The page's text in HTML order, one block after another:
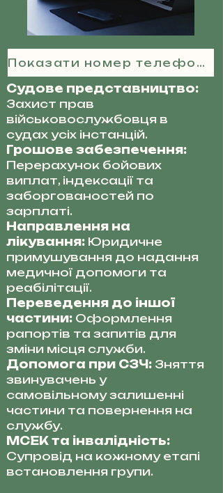
Показати номер телефону
Судове представництво:
Захист прав
військовослужбовця в
судах усіх інстанцій.
Грошове забезпечення:
Перерахунок бойових
виплат, індексації та
заборгованостей по
зарплаті.
Направлення на
лікування: Юридичне
примушування до надання
медичної допомоги та
реабілітації.
Переведення до іншої
частини: Оформлення
рапортів та запитів для
зміни місця служби.
Допомога при СЗЧ: Зняття
звинувачень у
самовільному залишенні
частини та повернення на
службу.
МСЕК та інвалідність:
Супровід на кожному етапі
встановлення групи.